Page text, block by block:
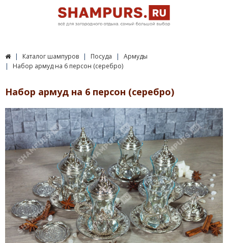
Каталог шампуров Посуда
Армуды
Набор армуд на 6 персон (серебро)
Набор армуд на 6 персон (серебро)